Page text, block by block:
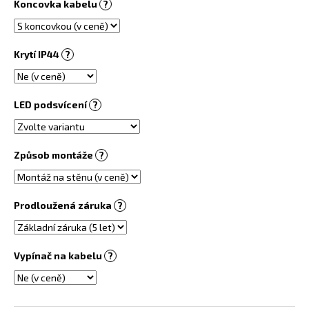
Koncovka kabelu ?
Krytí IP44 ?
LED podsvícení ?
Způsob montáže ?
Prodloužená záruka ?
Vypínač na kabelu ?
INFRAPANEL
-
VLASTNÍ
800